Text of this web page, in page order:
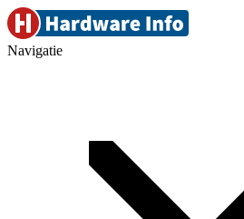
Navigatie